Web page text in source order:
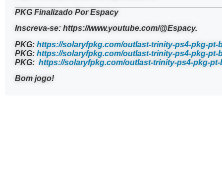
PKG Finalizado Por Espacy
Inscreva-se: https://www.youtube.com/@Espacy.
PKG: https://solaryfpkg.com/outlast-trinity-ps4-pkg-pt-
PKG: https://solaryfpkg.com/outlast-trinity-ps4-pkg-pt-
PKG: https://solaryfpkg.com/outlast-trinity-ps4-pkg-pt-
Bom jogo!